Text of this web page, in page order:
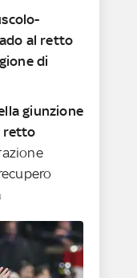
al retto
di
giunzione
retto